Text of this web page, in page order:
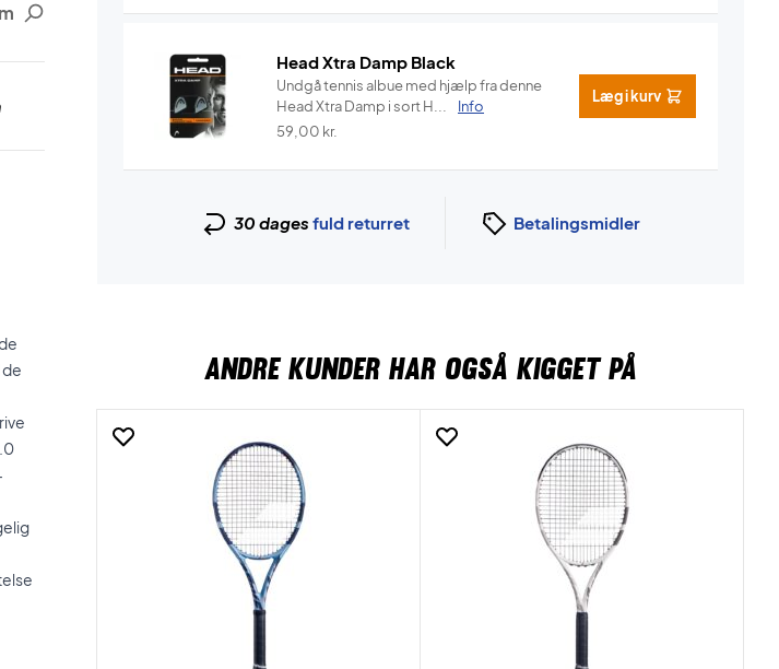
Head Xtra Damp Black
Undgå tennis albue med hjælp fra denne
Head Xtra Damp i sort H...
Info
59,00 kr.
Læg i kurv
30 dages fuld returret Betalingsmidler
ANDRE KUNDER HAR OGSÅ KIGGET PÅ